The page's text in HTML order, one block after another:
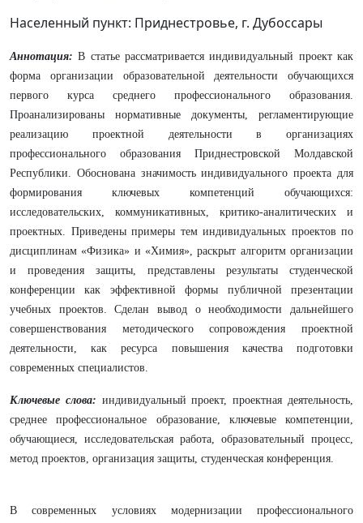
Населенный пункт: Приднестровье, г. Дубоссары
Аннотация: В статье рассматривается индивидуальный проект как
форма организации образовательной деятельности обучающихся
первого курса среднего профессионального образования.
Проанализированы нормативные документы, регламентирующие
реализацию проектной деятельности в организациях
профессионального образования Приднестровской Молдавской
Республики. Обоснована значимость индивидуального проекта для
формирования ключевых компетенций обучающихся:
исследовательских, коммуникативных, критико-аналитических и
проектных. Приведены примеры тем индивидуальных проектов по
дисциплинам «Физика» и «Химия», раскрыт алгоритм организации
и проведения защиты, представлены результаты студенческой
конференции как эффективной формы публичной презентации
учебных проектов. Сделан вывод о необходимости дальнейшего
совершенствования методического сопровождения проектной
деятельности, как ресурса повышения качества подготовки
современных специалистов.
Ключевые слова: индивидуальный проект, проектная деятельность,
среднее профессиональное образование, ключевые компетенции,
обучающиеся, исследовательская работа, образовательный процесс,
метод проектов, организация защиты, студенческая конференция.
В современных условиях модернизации профессионального